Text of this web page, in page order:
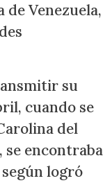
Venezuela,
su
cuando se
del
se encontraba
logró